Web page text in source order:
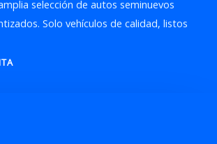
selección de autos seminuevos
Solo vehículos de calidad, listos